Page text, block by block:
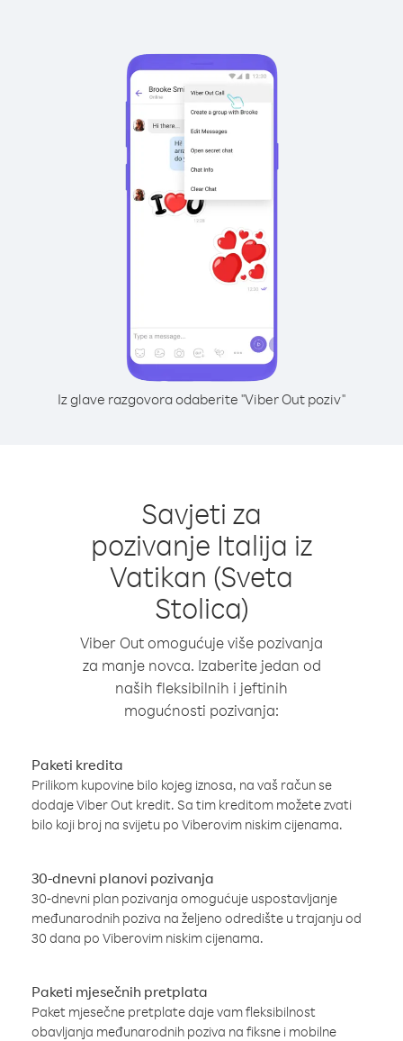
Iz glave razgovora odaberite "Viber Out poziv"
Savjeti za
pozivanje Italija iz
Vatikan (Sveta
Stolica)
Viber Out omogućuje više pozivanja
za manje novca. Izaberite jedan od
naših fleksibilnih i jeftinih
mogućnosti pozivanja:
Paketi kredita
Prilikom kupovine bilo kojeg iznosa, na vaš račun se
dodaje Viber Out kredit. Sa tim kreditom možete zvati
bilo koji broj na svijetu po Viberovim niskim cijenama.
30-dnevni planovi pozivanja
30-dnevni plan pozivanja omogućuje uspostavljanje
međunarodnih poziva na željeno odredište u trajanju od
30 dana po Viberovim niskim cijenama.
Paketi mjesečnih pretplata
Paket mjesečne pretplate daje vam fleksibilnost
obavljanja međunarodnih poziva na fiksne i mobilne